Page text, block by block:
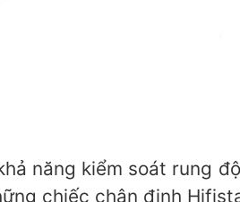
năng kiểm soát rung
chiếc chân đinh